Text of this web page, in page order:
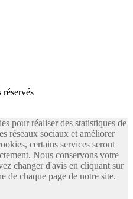
pour réaliser des statistiques de
réseaux sociaux et améliorer
certains services seront
Nous conservons votre
changer d'avis en cliquant sur
de chaque page de notre site.